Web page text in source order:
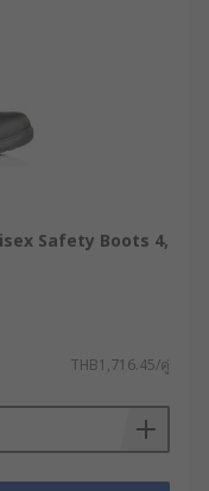
Safety Boots 4,
THB1,716.45/คู่